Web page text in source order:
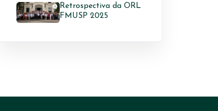
Retrospectiva da ORL
FMUSP 2025